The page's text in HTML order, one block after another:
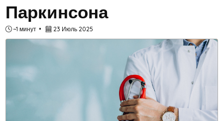
Паркинсона
~1 минут 23 Июль 2025